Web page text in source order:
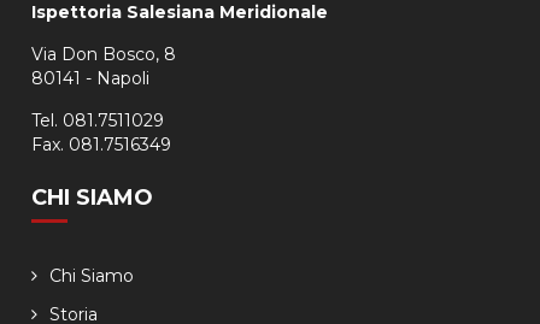
Ispettoria Salesiana Meridionale
Via Don Bosco, 8
80141 - Napoli
Tel. 081.7511029
Fax. 081.7516349
CHI SIAMO
Chi Siamo
Storia